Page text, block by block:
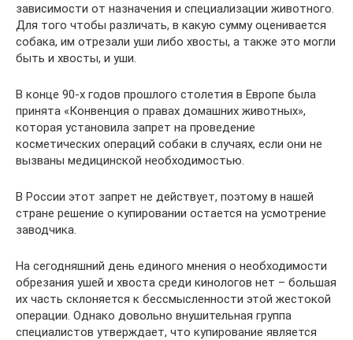
зависимости от назначения и специализации животного.
Для того чтобы различать, в какую сумму оценивается
собака, им отрезали уши либо хвосты, а также это могли
быть и хвосты, и уши.
В конце 90-х годов прошлого столетия в Европе была
принята «Конвенция о правах домашних животных»,
которая установила запрет на проведение
косметических операций собаки в случаях, если они не
вызваны медицинской необходимостью.
В России этот запрет не действует, поэтому в нашей
стране решение о купировании остается на усмотрение
заводчика.
На сегодняшний день единого мнения о необходимости
обрезания ушей и хвоста среди кинологов нет – большая
их часть склоняется к бессмысленности этой жестокой
операции. Однако довольно внушительная группа
специалистов утверждает, что купирование является